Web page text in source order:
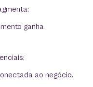
ganha
ao negócio.